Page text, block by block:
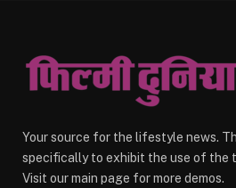
Your source for the lifestyle news.
specifically to exhibit the use of the
Visit our main page for more demos.